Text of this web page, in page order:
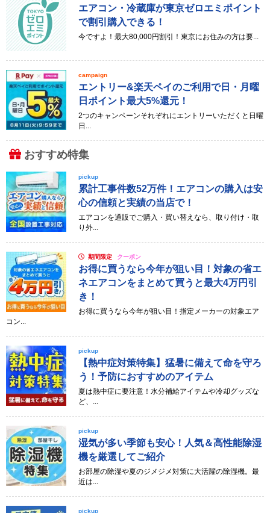
エアコン・冷蔵庫が東京ゼロエミポイント
で割引購入できる！
今ですよ！最大80,000円割引！東京にお住みの方は要...
campaign
エントリー&楽天ペイのご利用で日・月曜
日ポイント最大5%還元！
2つのキャンペーンそれぞれにエントリーいただくと日曜
日...
おすすめ特集
pickup
累計工事件数52万件！エアコンの購入は安
心の信頼と実績の当店で！
エアコンを通販でご購入・買い替えなら、取り付け・取
り外...
期間限定 クーポン
お得に買うなら今年が狙い目！対象の省エ
ネエアコンをまとめて買うと最大4万円引
き！
お得に買うなら今年が狙い目！指定メーカーの対象エア
コン...
pickup
【熱中症対策特集】猛暑に備えて命を守ろ
う！予防におすすめのアイテム
夏は熱中症に要注意！水分補給アイテムや冷却グッズな
ど、...
pickup
湿気が多い季節も安心！人気＆高性能除湿
機を厳選してご紹介
お部屋の除湿や夏のジメジメ対策に大活躍の除湿機。最
近は...
pickup